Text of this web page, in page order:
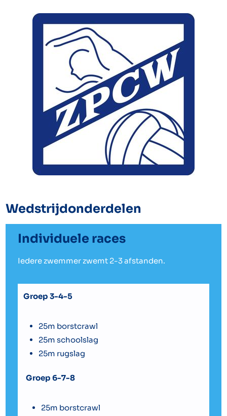
Wedstrijdonderdelen
Individuele races
Iedere zwemmer zwemt 2-3 afstanden.
Groep 3-4-5
25m borstcrawl
25m schoolslag
25m rugslag
Groep 6-7-8
25m borstcrawl